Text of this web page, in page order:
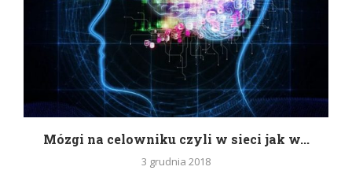
Mózgi na celowniku czyli w sieci jak w...
3 grudnia 2018